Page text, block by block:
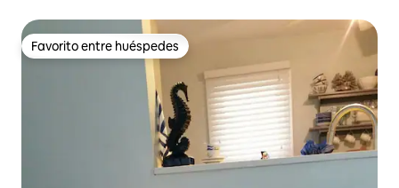
Favorito entre huéspedes
Favorito entre huéspedes